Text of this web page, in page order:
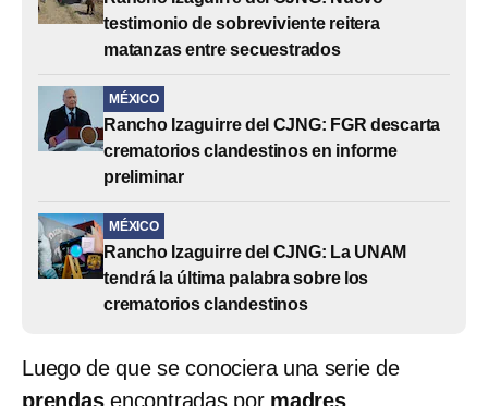
testimonio de sobreviviente reitera
matanzas entre secuestrados
MÉXICO
Rancho Izaguirre del CJNG: FGR descarta
crematorios clandestinos en informe
preliminar
MÉXICO
Rancho Izaguirre del CJNG: La UNAM
tendrá la última palabra sobre los
crematorios clandestinos
Luego de que se conociera una serie de
prendasencontradas por madres